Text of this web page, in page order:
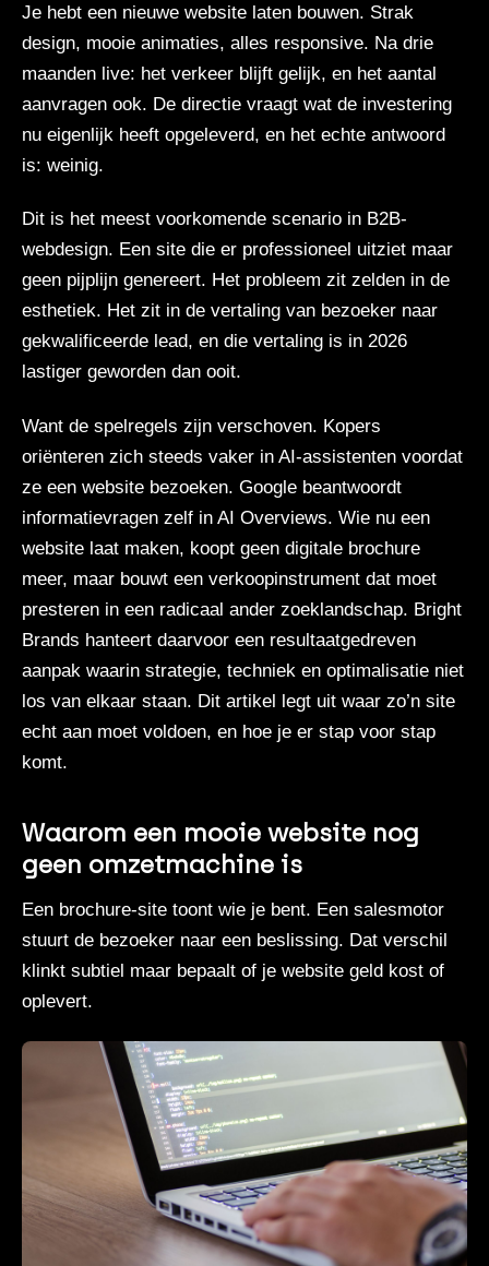
Je hebt een nieuwe website laten bouwen. Strak
design, mooie animaties, alles responsive. Na drie
maanden live: het verkeer blijft gelijk, en het aantal
aanvragen ook. De directie vraagt wat de investering
nu eigenlijk heeft opgeleverd, en het echte antwoord
is: weinig.
Dit is het meest voorkomende scenario in B2B-
webdesign. Een site die er professioneel uitziet maar
geen pijplijn genereert. Het probleem zit zelden in de
esthetiek. Het zit in de vertaling van bezoeker naar
gekwalificeerde lead, en die vertaling is in 2026
lastiger geworden dan ooit.
Want de spelregels zijn verschoven. Kopers
oriënteren zich steeds vaker in AI-assistenten voordat
ze een website bezoeken. Google beantwoordt
informatievragen zelf in AI Overviews. Wie nu een
website laat maken, koopt geen digitale brochure
meer, maar bouwt een verkoopinstrument dat moet
presteren in een radicaal ander zoeklandschap. Bright
Brands hanteert daarvoor een resultaatgedreven
aanpak waarin strategie, techniek en optimalisatie niet
los van elkaar staan. Dit artikel legt uit waar zo’n site
echt aan moet voldoen, en hoe je er stap voor stap
komt.
Waarom een mooie website nog
geen omzetmachine is
Een brochure-site toont wie je bent. Een salesmotor
stuurt de bezoeker naar een beslissing. Dat verschil
klinkt subtiel maar bepaalt of je website geld kost of
oplevert.